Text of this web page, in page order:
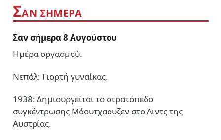
ΣΑΝ ΣΗΜΕΡΑ
Σαν σήμερα 8 Αυγούστου
Ημέρα οργασμού.
Νεπάλ: Γιορτή γυναίκας.
1938: Δημιουργείται το στρατόπεδο
συγκέντρωσης Μάουτχαουζεν στο Λιντς της
Αυστρίας.